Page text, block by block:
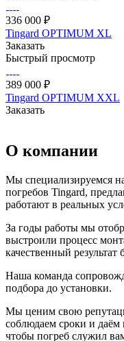
336 000 ₽
Tingard OPTIMUM XL
Заказать
Быстрый просмотр
389 000 ₽
Tingard OPTIMUM XXL
Заказать
О компании
Мы специализируемся
погребов Tingard,
работают в реальных
За годы работы мы
выстроили процесс
качественный
Наша команда
подбора до установки.
Мы ценим свою
соблюдаем сроки и даём
чтобы погреб служил